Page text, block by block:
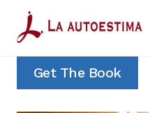
Saltar
contenido
Get The Book